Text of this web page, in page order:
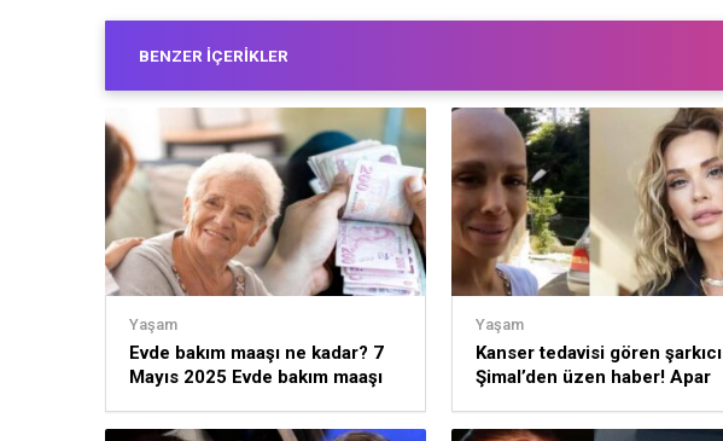
BENZER İÇERIKLER
Yaşam
Evde bakım maaşı ne kadar? 7
Mayıs 2025 Evde bakım maaşı
Yaşam
Kanser tedavisi gören şarkıcı
Şimal’den üzen haber! Apar